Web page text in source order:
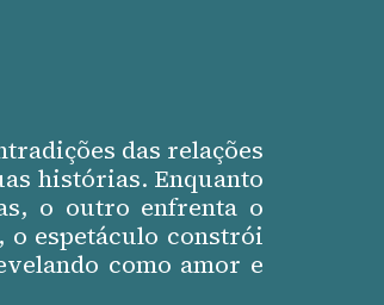
das relações
histórias. Enquanto
o outro enfrenta o
o espetáculo constrói
como amor e